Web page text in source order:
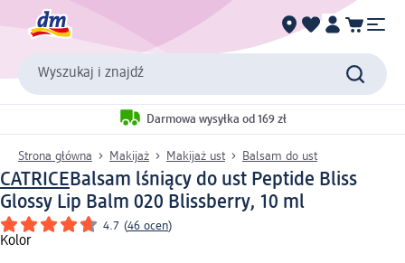
Wyszukaj i znajdź
Darmowa wysyłka od 169 zł
Strona główna Makijaż Makijaż ust Balsam do ust
CATRICEBalsam lśniący do ust Peptide Bliss
Glossy Lip Balm 020 Blissberry, 10 ml
4.7 (46 ocen)
Kolor